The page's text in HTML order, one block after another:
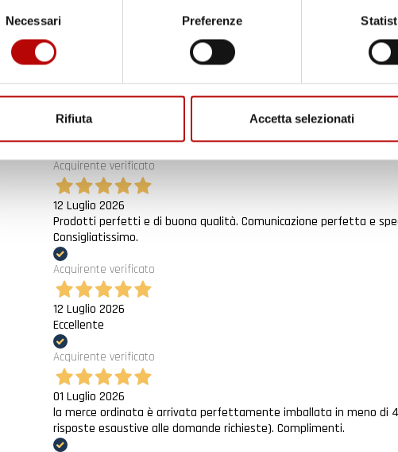
Necessari Preferenze
Rifiuta Accetta selezionati
17 Luglio 2026
Tutto bene. Venditore da consigliare
15 Luglio 2026
Acquirente verificato
12 Luglio 2026
Prodotti perfetti e di buona qualità. Comunicazione perfetta e
Consigliatissimo.
Acquirente verificato
12 Luglio 2026
Eccellente
Acquirente verificato
01 Luglio 2026
la merce ordinata è arrivata perfettamente imballata in meno di
risposte esaustive alle domande richieste). Complimenti.